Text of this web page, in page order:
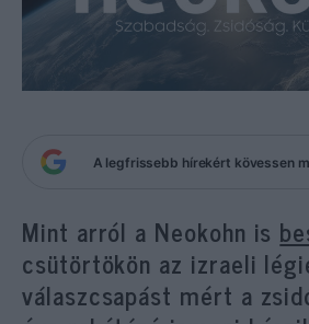
A legfrissebb hírekért kövessen
Mint arról a Neokohn is
csütörtökön az izraeli
válaszcsapást mért a